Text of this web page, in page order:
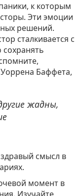
к которым
Эти эмоции
решений.
сталкивается с
Баффета,
жадны,
смысл в
момент в